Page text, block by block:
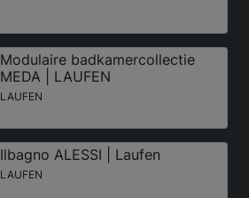
Modulaire badkamercollectie
MEDA | LAUFEN
LAUFEN
Ilbagno ALESSI | Laufen
LAUFEN